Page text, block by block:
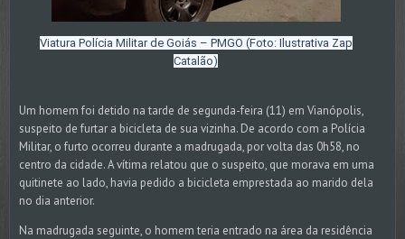
Viatura Polícia Militar de Goiás – PMGO (Foto: Ilustrativa Zap
Catalão)
Um homem foi detido na tarde de segunda-feira (11) em Vianópolis,
suspeito de furtar a bicicleta de sua vizinha. De acordo com a Polícia
Militar, o furto ocorreu durante a madrugada, por volta das 0h58, no
centro da cidade. A vítima relatou que o suspeito, que morava em uma
quitinete ao lado, havia pedido a bicicleta emprestada ao marido dela
no dia anterior.
Na madrugada seguinte, o homem teria entrado na área da residência